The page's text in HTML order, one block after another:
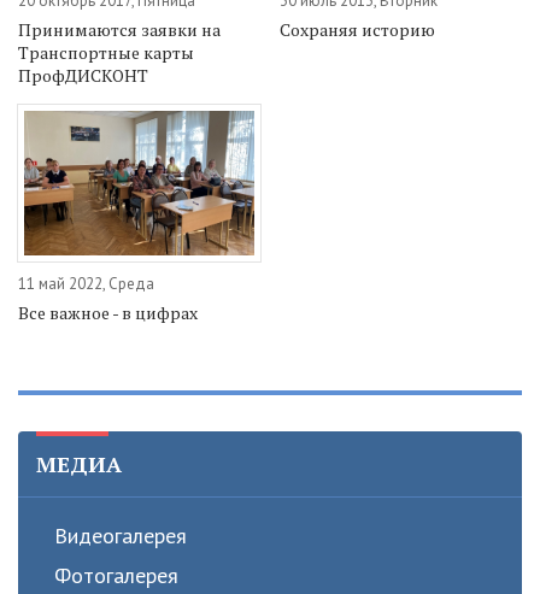
Принимаются заявки на
Транспортные карты
ПрофДИСКОНТ
Сохраняя историю
11 май 2022, Среда
Все важное - в цифрах
МЕДИА
Видеогалерея
Фотогалерея